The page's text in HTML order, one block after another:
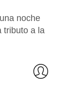
noche
tributo a la